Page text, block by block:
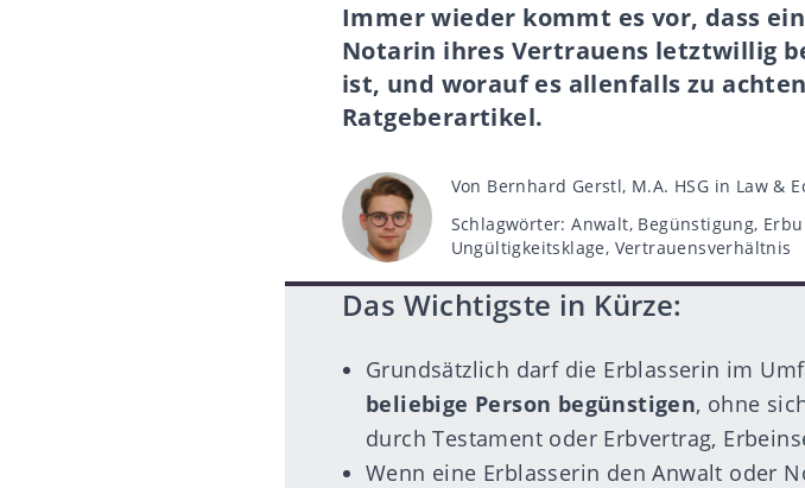
Immer wieder kommt es vor, dass
Notarin ihres Vertrauens letztwillig
ist, und worauf es allenfalls zu
Ratgeberartikel.
Beitragsautor
Von Bernhard Gerstl, M.A. HSG in Law &
Schlagwörter
Schlagwörter:Anwalt, Begünstigung,
Ungültigkeitsklage, Vertrauensverhältnis
Das Wichtigste in Kürze:
Grundsätzlich darf die Erblasserin im
beliebige Person begünstigen, ohne
durch Testament oder Erbvertrag,
Wenn eine Erblasserin den Anwalt oder